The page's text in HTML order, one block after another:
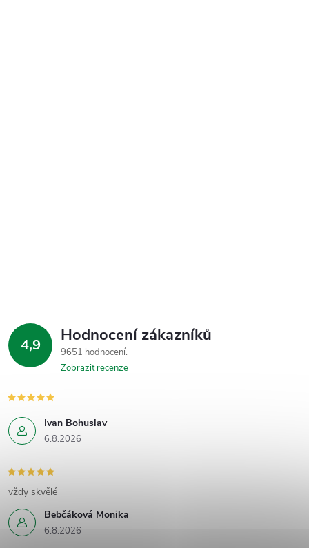
4,9 Hodnocení zákazníků
9651 hodnocení
Zobrazit recenze
Ivan Bohuslav
6.8.2026
Bebčáková Monika
6.8.2026
vždy skvělé